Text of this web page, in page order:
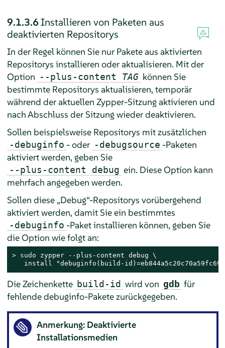
9.1.3.6Installieren von Paketen aus
deaktivierten Repositorys
In der Regel können Sie nur Pakete aus aktivierten
Repositorys installieren oder aktualisieren. Mit der
Option --plus-content TAG können Sie
bestimmte Repositorys aktualisieren, temporär
während der aktuellen Zypper-Sitzung aktivieren und
nach Abschluss der Sitzung wieder deaktivieren.
Sollen beispielsweise Repositorys mit zusätzlichen
-debuginfo - oder -debugsource -Paketen
aktiviert werden, geben Sie
--plus-content debug ein. Diese Option kann
mehrfach angegeben werden.
Sollen diese „Debug“-Repositorys vorübergehend
aktiviert werden, damit Sie ein bestimmtes
‑debuginfo -Paket installieren können, geben Sie
die Option wie folgt an:
> sudo zypper --plus-content debug \
install "debuginfo(build-
Die Zeichenkette build-id wird von gdb für
fehlende debuginfo-Pakete zurückgegeben.
Anmerkung: Deaktivierte
Installationsmedien